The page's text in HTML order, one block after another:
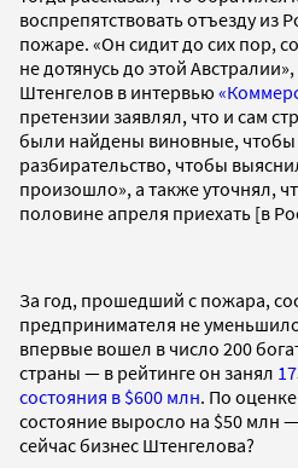
воспрепятствовать отъезду из
пожаре. «Он сидит до сих пор,
не дотянусь до этой
Штенгелов в интервью
претензии заявлял, что и сам
были найдены виновные, чтобы
разбирательство, чтобы
произошло», а также уточнял,
половине апреля приехать [в
За год, прошедший с пожара,
предпринимателя не
впервые вошел в число 200
страны — в рейтинге он занял
состояния в $600 млн. По
состояние выросло на $50 млн
сейчас бизнес Штенгелова?